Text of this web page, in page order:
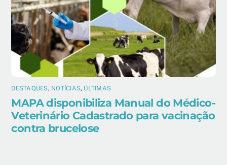
DESTAQUES, NOTÍCIAS, ÚLTIMAS
MAPA disponibiliza Manual do Médico-
Veterinário Cadastrado para vacinação
contra brucelose